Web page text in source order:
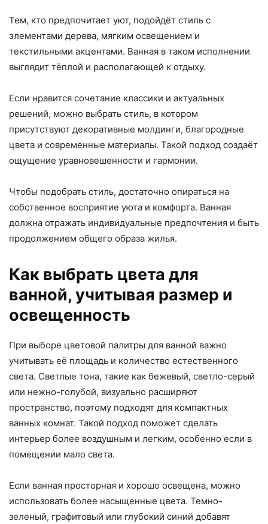
Тем, кто предпочитает уют, подойдёт стиль с
элементами дерева, мягким освещением и
текстильными акцентами. Ванная в таком исполнении
выглядит тёплой и располагающей к отдыху.
Если нравится сочетание классики и актуальных
решений, можно выбрать стиль, в котором
присутствуют декоративные молдинги, благородные
цвета и современные материалы. Такой подход создаёт
ощущение уравновешенности и гармонии.
Чтобы подобрать стиль, достаточно опираться на
собственное восприятие уюта и комфорта. Ванная
должна отражать индивидуальные предпочтения и быть
продолжением общего образа жилья.
Как выбрать цвета для
ванной, учитывая размер и
освещенность
При выборе цветовой палитры для ванной важно
учитывать её площадь и количество естественного
света. Светлые тона, такие как бежевый, светло-серый
или нежно-голубой, визуально расширяют
пространство, поэтому подходят для компактных
ванных комнат. Такой подход поможет сделать
интерьер более воздушным и легким, особенно если в
помещении мало света.
Если ванная просторная и хорошо освещена, можно
использовать более насыщенные цвета. Темно-
зеленый, графитовый или глубокий синий добавят